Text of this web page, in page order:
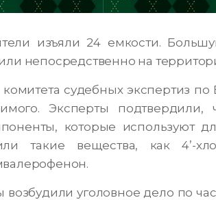
изъяли 24 емкости.
непосредственно на
судебных экспертиз
Эксперты подтвердили,
которые используют
такие вещества, как 4’-
уголовное дело по